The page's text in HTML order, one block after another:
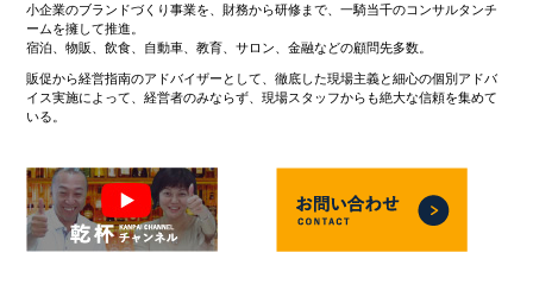
小企業のブランドづくり事業を、財務から研修まで、一騎当千のコンサルタンチ
ームを擁して推進。
宿泊、物販、飲食、自動車、教育、サロン、金融などの顧問先多数。
販促から経営指南のアドバイザーとして、徹底した現場主義と細心の個別アドバ
イス実施によって、経営者のみならず、現場スタッフからも絶大な信頼を集めて
いる。